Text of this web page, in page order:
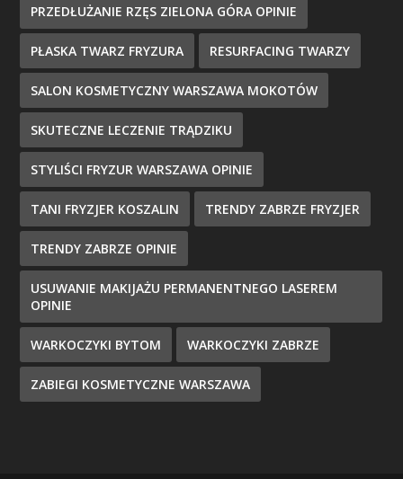
PRZEDŁUŻANIE RZĘS ZIELONA GÓRA OPINIE
PŁASKA TWARZ FRYZURA RESURFACING TWARZY
SALON KOSMETYCZNY WARSZAWA MOKOTÓW
SKUTECZNE LECZENIE TRĄDZIKU
STYLIŚCI FRYZUR WARSZAWA OPINIE
TANI FRYZJER KOSZALIN TRENDY ZABRZE FRYZJER
TRENDY ZABRZE OPINIE
USUWANIE MAKIJAŻU PERMANENTNEGO LASEREM
OPINIE
WARKOCZYKI BYTOM WARKOCZYKI ZABRZE
ZABIEGI KOSMETYCZNE WARSZAWA